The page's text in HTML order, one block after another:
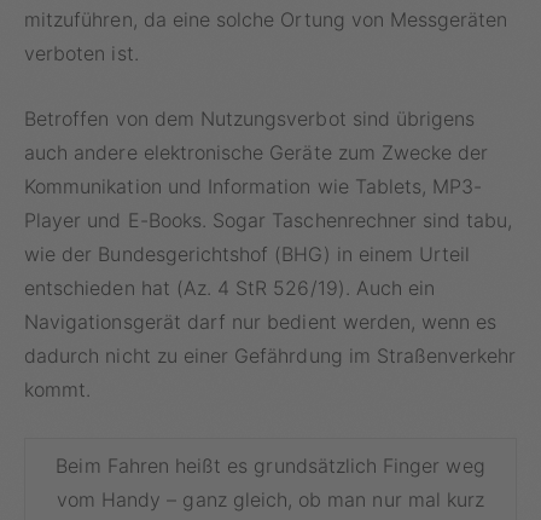
mitzuführen, da eine solche Ortung von Messgeräten
verboten ist.
Betroffen von dem Nutzungsverbot sind übrigens
auch andere elektronische Geräte zum Zwecke der
Kommunikation und Information wie Tablets, MP3-
Player und E-Books. Sogar Taschenrechner sind tabu,
wie der Bundesgerichtshof (BHG) in einem Urteil
entschieden hat (Az. 4 StR 526/19). Auch ein
Navigationsgerät darf nur bedient werden, wenn es
dadurch nicht zu einer Gefährdung im Straßenverkehr
kommt.
Beim Fahren heißt es grundsätzlich Finger weg
vom Handy – ganz gleich, ob man nur mal kurz